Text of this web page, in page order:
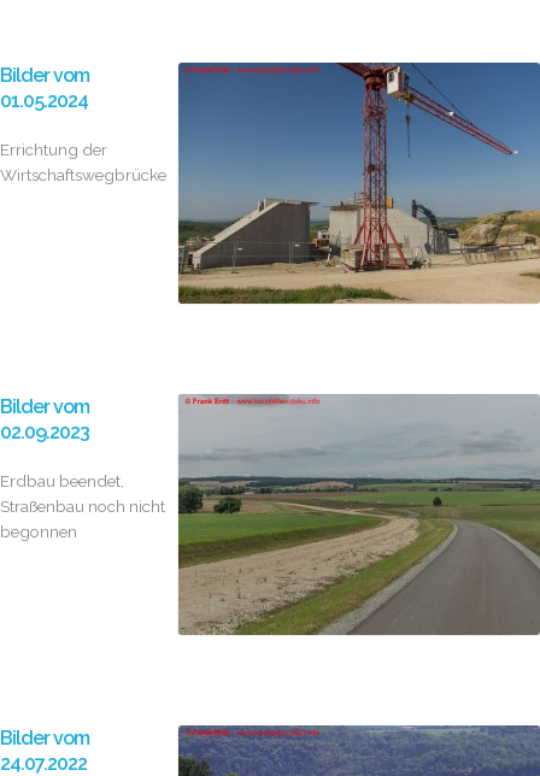
Bilder vom
01.05.2024
Errichtung der
Wirtschaftswegbrücken
Bilder vom
02.09.2023
Erdbau beendet,
Straßenbau noch nicht
begonnen
Bilder vom
24.07.2022